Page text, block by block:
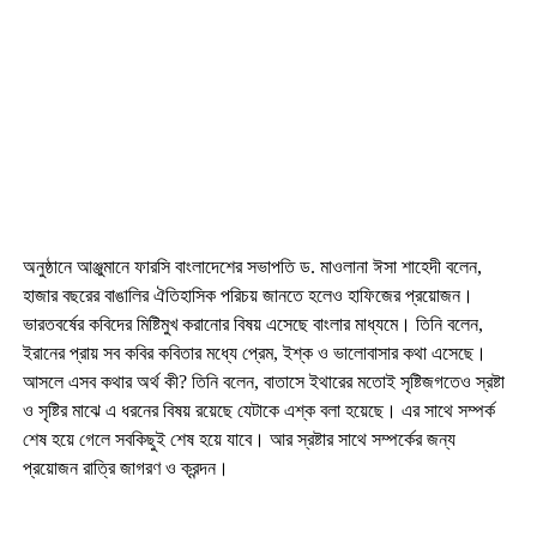
অনুষ্ঠানে আঞ্জুমানে ফারসি বাংলাদেশের সভাপতি ড. মাওলানা ঈসা শাহেদী বলেন,
হাজার বছরের বাঙালির ঐতিহাসিক পরিচয় জানতে হলেও হাফিজের প্রয়োজন।
ভারতবর্ষের কবিদের মিষ্টিমুখ করানোর বিষয় এসেছে বাংলার মাধ্যমে। তিনি বলেন,
ইরানের প্রায় সব কবির কবিতার মধ্যে প্রেম, ইশ্‌ক ও ভালোবাসার কথা এসেছে।
আসলে এসব কথার অর্থ কী? তিনি বলেন, বাতাসে ইথারের মতোই সৃষ্টিজগতেও স্রষ্টা
ও সৃষ্টির মাঝে এ ধরনের বিষয় রয়েছে যেটাকে এশ্‌ক বলা হয়েছে। এর সাথে সম্পর্ক
শেষ হয়ে গেলে সবকিছুই শেষ হয়ে যাবে। আর স্রষ্টার সাথে সম্পর্কের জন্য
প্রয়োজন রাত্রি জাগরণ ও ক্রন্দন।